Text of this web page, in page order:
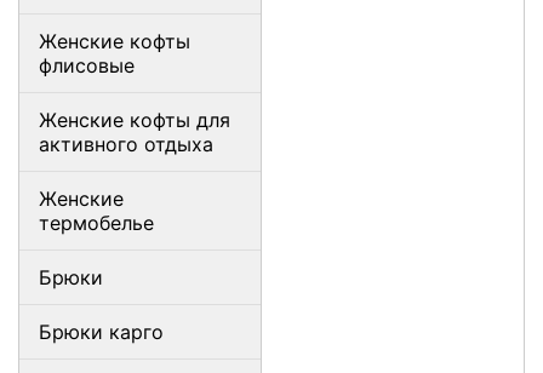
Женские кофты
флисовые
Женские кофты для
активного отдыха
Женские
термобелье
Брюки
Брюки карго